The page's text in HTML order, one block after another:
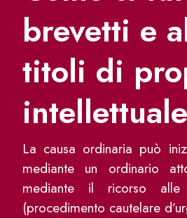
brevetti e
titoli di
La causa ordinaria può
mediante un ordinario
mediante il ricorso alle
(procedimento cautelare